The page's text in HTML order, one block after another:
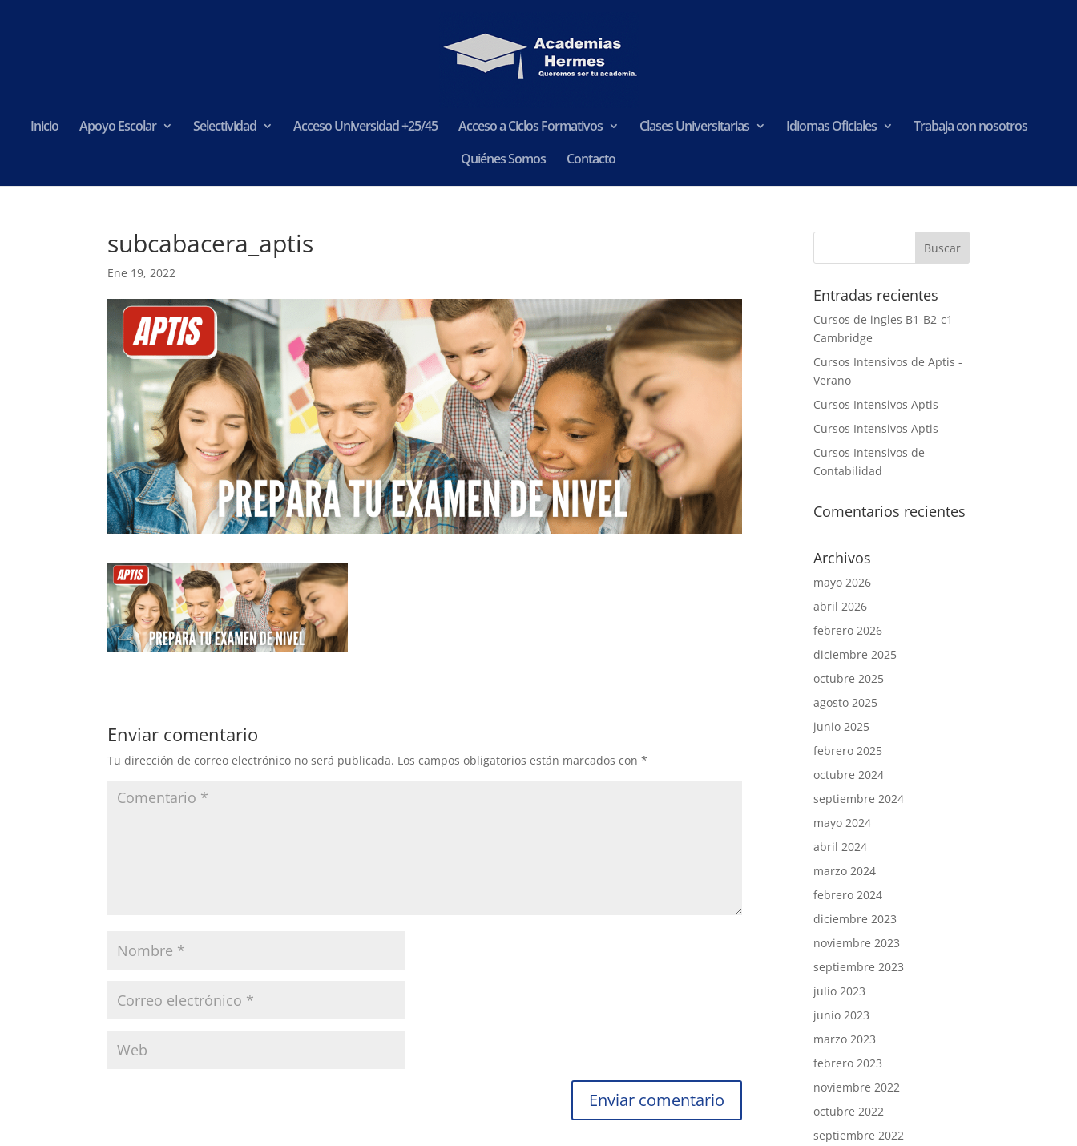
Inicio Apoyo Escolar Selectividad Acceso Universidad +25/45 Acceso a Ciclos Formativos Clases Universitarias Idiomas Oficiales
Trabaja con nosotros
Quiénes Somos
Contacto
subcabacera_aptis
Ene 19, 2022
Enviar comentario
Tu dirección de correo electrónico no será publicada. Los campos obligatorios están marcados con*
Entradas recientes
Cursos de ingles B1-B2-c1
Cambridge
Cursos Intensivos de Aptis -
Verano
Cursos Intensivos Aptis
Cursos Intensivos Aptis
Cursos Intensivos de
Contabilidad
Comentarios recientes
Archivos
mayo 2026
abril 2026
febrero 2026
diciembre 2025
octubre 2025
agosto 2025
junio 2025
febrero 2025
octubre 2024
septiembre 2024
mayo 2024
abril 2024
marzo 2024
febrero 2024
diciembre 2023
noviembre 2023
septiembre 2023
julio 2023
junio 2023
marzo 2023
febrero 2023
noviembre 2022
octubre 2022
septiembre 2022